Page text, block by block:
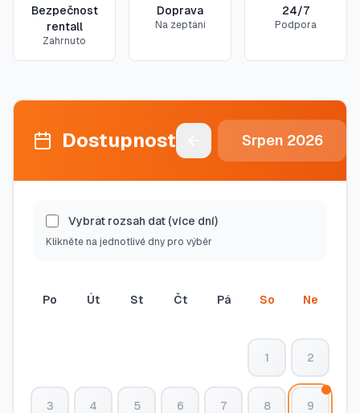
Bezpečnost
rentall
Zahrnuto
Doprava
Na zeptání
24/7
Podpora
Dostupnost Srpen 2026
Vybrat rozsah dat (více dní)
Klikněte na jednotlivé dny pro výběr
Po Út St Čt Pá So Ne
1 2
3 4 5 6 7 8 9